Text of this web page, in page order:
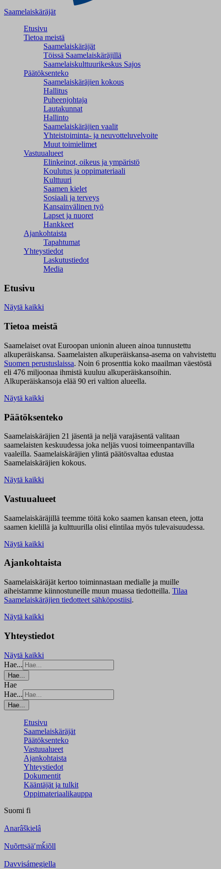
Saamelaiskäräjät
Etusivu
Tietoa meistä
Saamelaiskäräjät
Töissä Saamelaiskäräjillä
Saamelaiskulttuuri­keskus Sajos
Päätöksenteko
Saamelaiskäräjien kokous
Hallitus
Puheenjohtaja
Lautakunnat
Hallinto
Saamelaiskäräjien vaalit
Yhteistoiminta- ja neuvotteluvelvoite
Muut toimielimet
Vastuualueet
Elinkeinot, oikeus ja ympäristö
Koulutus ja oppimateriaali
Kulttuuri
Saamen kielet
Sosiaali ja terveys
Kansainvälinen työ
Lapset ja nuoret
Hankkeet
Ajankohtaista
Tapahtumat
Yhteystiedot
Laskutustiedot
Media
Etusivu
Näytä kaikki
Tietoa meistä
Saamelaiset ovat Euroopan unionin alueen ainoa tunnustettu
alkuperäiskansa. Saamelaisten alkuperäiskansa-asema on vahvistettu
Suomen perustuslaissa. Noin 6 prosenttia koko maailman väestöstä
eli 476 miljoonaa ihmistä kuuluu alkuperäiskansoihin.
Alkuperäiskansoja elää 90 eri valtion alueella.
Näytä kaikki
Päätöksenteko
Saamelaiskäräjien 21 jäsentä ja neljä varajäsentä valitaan
saamelaisten keskuudessa joka neljäs vuosi toimeenpantavilla
vaaleilla. Saamelaiskäräjien ylintä päätösvaltaa edustaa
Saamelaiskäräjien kokous.
Näytä kaikki
Vastuualueet
Saamelaiskäräjillä teemme töitä koko saamen kansan eteen, jotta
saamen kielillä ja kulttuurilla olisi elintilaa myös tulevaisuudessa.
Näytä kaikki
Ajankohtaista
Saamelaiskäräjät kertoo toiminnastaan medialle ja muille
aiheistamme kiinnostuneille muun muassa tiedotteilla. Tilaa
Saamelaiskäräjien tiedotteet sähköpostiisi.
Näytä kaikki
Yhteystiedot
Näytä kaikki
Hae...
Hae...
Hae
Hae...
Hae...
Etusivu
Saamelaiskäräjät
Päätöksenteko
Vastuualueet
Ajankohtaista
Yhteystiedot
Dokumentit
Kääntäjät ja tulkit
Oppimateriaalikauppa
Suomi fi
Anarâškielâ
Nuõrttsääʹmǩiõll
Davvisámegiella